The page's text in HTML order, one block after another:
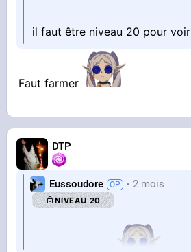
il faut être niveau 20 pour voir
Faut farmer
DTP
Eussoudore 2 mois
NIVEAU 20